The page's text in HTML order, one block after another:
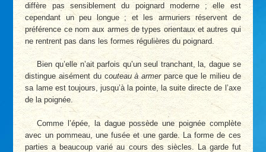
diffère pas sensiblement du poignard moderne ; elle est
cependant un peu longue ; et les armuriers réservent de
préférence ce nom aux armes de types orientaux et autres qui
ne rentrent pas dans les formes régulières du poignard.
Bien qu’elle n’ait parfois qu’un seul tranchant, la, dague se
distingue aisément du couteau à armerparce que le milieu de
sa lame est toujours, jusqu’à la pointe, la suite directe de l’axe
de la poignée.
Comme l’épée, la dague possède une poignée complète
avec un pommeau, une fusée et une garde. La forme de ces
parties a beaucoup varié au cours des siècles. La garde fut